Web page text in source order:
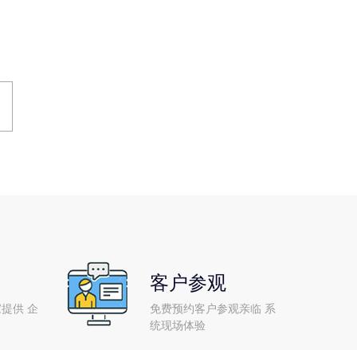
供 企
客户参观
免费预约客户参观亲临 系
统现场体验